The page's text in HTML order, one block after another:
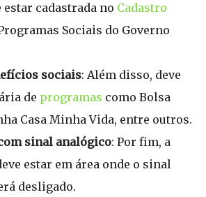
cadastrada no Cadastro
Sociais do Governo
sociais: Além disso, deve
de programas como Bolsa
Casa Minha Vida, entre outros.
sinal analógico: Por fim, a
estar em área onde o sinal
desligado.